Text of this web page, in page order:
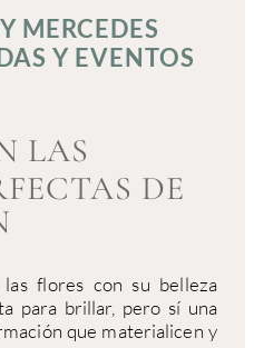
MERCEDES
Y EVENTOS
LAS
DE
flores con su belleza
para brillar, pero sí una
que materialicen y